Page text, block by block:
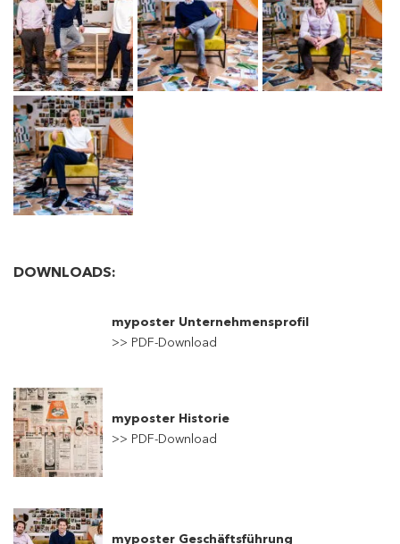
DOWNLOADS:
myposter Unternehmensprofil
>> PDF-Download
myposter Historie
>> PDF-Download
myposter Geschäftsführung